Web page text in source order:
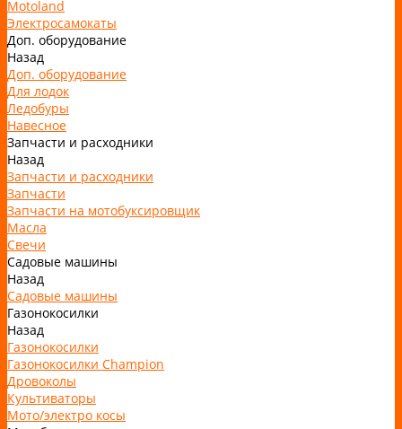
Motoland
Электросамокаты
Доп. оборудование
Назад
Доп. оборудование
Для лодок
Ледобуры
Навесное
Запчасти и расходники
Назад
Запчасти и расходники
Запчасти
Запчасти на мотобуксировщик
Масла
Свечи
Садовые машины
Назад
Садовые машины
Газонокосилки
Назад
Газонокосилки
Газонокосилки Champion
Дровоколы
Культиваторы
Мото/электро косы